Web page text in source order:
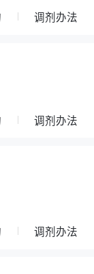
调剂办法
调剂办法
调剂办法